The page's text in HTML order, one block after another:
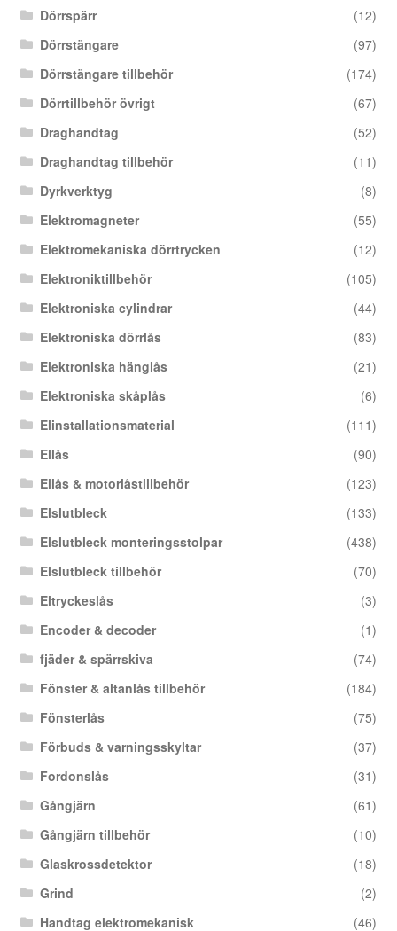
Dörrspärr
(12)
Dörrstängare
(97)
Dörrstängare tillbehör
(174)
Dörrtillbehör övrigt
(67)
Draghandtag
(52)
Draghandtag tillbehör
(11)
Dyrkverktyg
(8)
Elektromagneter
(55)
Elektromekaniska dörrtrycken
(12)
Elektroniktillbehör
(105)
Elektroniska cylindrar
(44)
Elektroniska dörrlås
(83)
Elektroniska hänglås
(21)
Elektroniska skåplås
(6)
Elinstallationsmaterial
(111)
Ellås
(90)
Ellås & motorlåstillbehör
(123)
Elslutbleck
(133)
Elslutbleck monteringsstolpar
(438)
Elslutbleck tillbehör
(70)
Eltryckeslås
(3)
Encoder & decoder
(1)
fjäder & spärrskiva
(74)
Fönster & altanlås tillbehör
(184)
Fönsterlås
(75)
Förbuds & varningsskyltar
(37)
Fordonslås
(31)
Gångjärn
(61)
Gångjärn tillbehör
(10)
Glaskrossdetektor
(18)
Grind
(2)
Handtag elektromekanisk
(46)